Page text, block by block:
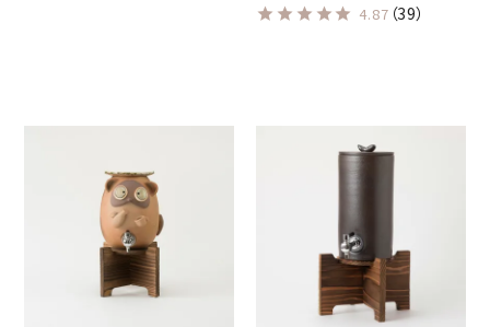
4.87 （39）